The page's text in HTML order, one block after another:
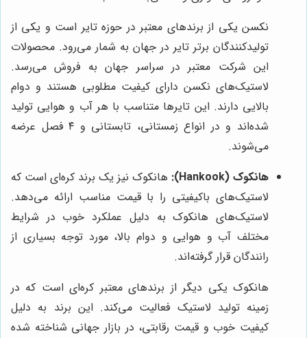
نکسن یکی از برندهای معتبر در حوزه تایر است و یکی از
تولیدکنندگان برتر تایر در جهان به شمار می‌رود. محصولات
این شرکت معتبر در سراسر جهان به فروش می‌رسد.
لاستیک‌های نکسن دارای کیفیت مطلوبی هستند و دوام
بالایی دارند. این تایرها متناسب با هر آب و هوایی تولید
شده‌اند و در انواع زمستانی، تابستانی و ۴ فصل عرضه
می‌شوند.
هانکوک (Hankook):
هانکوک نیز یک برند کره‌ای است که
لاستیک‌های باکیفیتی را با قیمت مناسب ارائه می‌دهد.
لاستیک‌های هانکوک به دلیل عملکرد خوب در شرایط
مختلف آب و هوایی و دوام بالا، مورد توجه بسیاری از
رانندگان قرار گرفته‌اند.
هانکوک یکی دیگر از برندهای معتبر کره‌ای است که در
زمینه تولید لاستیک فعالیت می‌کند. این برند به دلیل
کیفیت خوب و قیمت رقابتی، در بازار جهانی شناخته شده